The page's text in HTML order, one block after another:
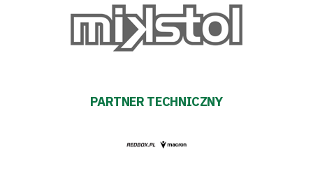
pośredników
transakcyjnych
PARTNER TECHNICZNY